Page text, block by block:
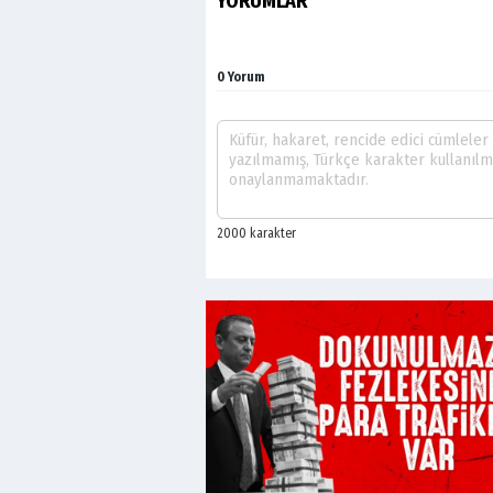
0 Yorum